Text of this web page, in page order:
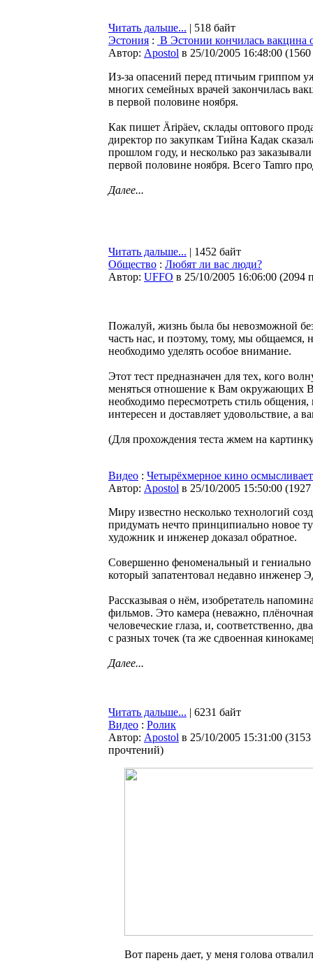
Читать дальше... | 518 байт
Эстония : В Эстонии кончилась вакцина
Автор: Apostol в 25/10/2005 16:48:00 (
Из-за опасений перед птичьим гриппом
многих семейных врачей закончилась
в первой половине ноября.
Как пишет Äripäev, склады оптового
директор по закупкам Тийна Кадак
прошлом году, и несколько раз
первой половине ноября. Всего Tamro
Далее...
Читать дальше... | 1452 байт
Общество : Любят ли вас люди?
Автор: UFFO в 25/10/2005 16:06:00 (2094
Пожалуй, жизнь была бы невозможной
часть нас, и поэтому, тому, мы
необходимо уделять особое внимание.
Этот тест предназначен для тех, кого
меняться отношение к Вам окружающих
необходимо пересмотреть стиль
интересен и доставляет удовольствие, а
(Для прохождения теста жмем на
Видео : Четырёхмерное кино
Автор: Apostol в 25/10/2005 15:50:00 (
Миру известно несколько технологий
придумать нечто принципиально новое
художник и инженер доказал обратное.
Совершенно феноменальный и гениально
который запатентовал недавно инженер
Рассказывая о нём, изобретатель
фильмов. Это камера (неважно,
человеческие глаза, и, соответственно,
с разных точек (та же сдвоенная
Далее...
Читать дальше... | 6231 байт
Видео : Ролик
Автор: Apostol в 25/10/2005 15:31:00 (3153
прочтений)
Вот парень дает, у меня голова